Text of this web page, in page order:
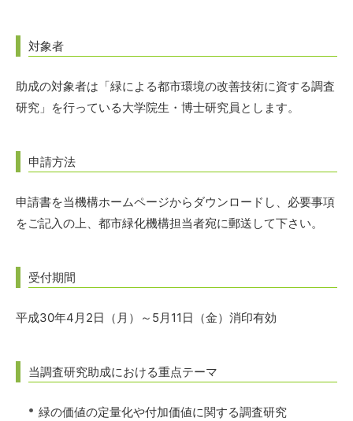
対象者
助成の対象者は「緑による都市環境の改善技術に資する調査
研究」を行っている大学院生・博士研究員とします。
申請方法
申請書を当機構ホームページからダウンロードし、必要事項
をご記入の上、都市緑化機構担当者宛に郵送して下さい。
受付期間
平成30年4月2日（月）～5月11日（金）消印有効
当調査研究助成における重点テーマ
緑の価値の定量化や付加価値に関する調査研究